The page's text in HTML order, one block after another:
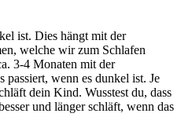
ist. Dies hängt mit der
welche wir zum Schlafen
3‐4 Monaten mit der
wenn es dunkel ist. Je
dein Kind. Wusstest du, dass
und länger schläft, wenn das